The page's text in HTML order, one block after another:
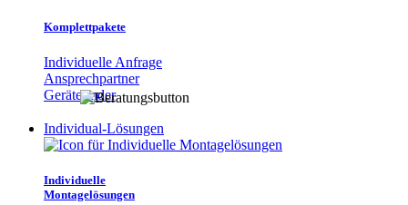
Komplettpakete
Individuelle Anfrage
Ansprechpartner
Gerätefinder
Individual-Lösungen
Individuelle
Montagelösungen